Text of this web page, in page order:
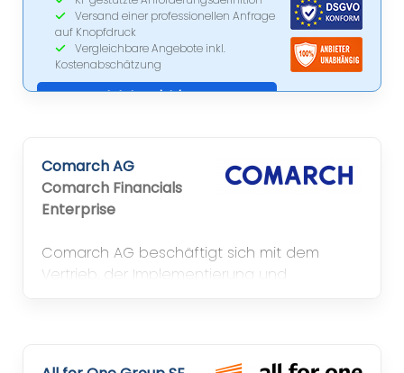
Versand einer professionellen Anfrage
auf Knopfdruck
Vergleichbare Angebote inkl.
Kostenabschätzung
Jetzt registrieren
Comarch AG
Comarch Financials
Enterprise
Comarch AG beschäftigt sich mit dem
Vertrieb, der Implementierung und